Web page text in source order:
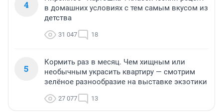
4
в домашних условиях с тем самым вкусом из
детства
31 047 18
5
Кормить раз в месяц. Чем хищным или
необычным украсить квартиру — смотрим
зелёное разнообразие на выставке экзотики
27 077 13